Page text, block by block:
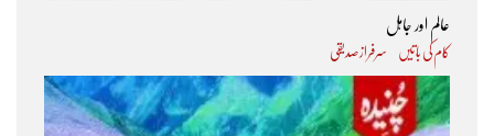
عالم اور جاہل
کام کی باتیں سرفراز صدیقی